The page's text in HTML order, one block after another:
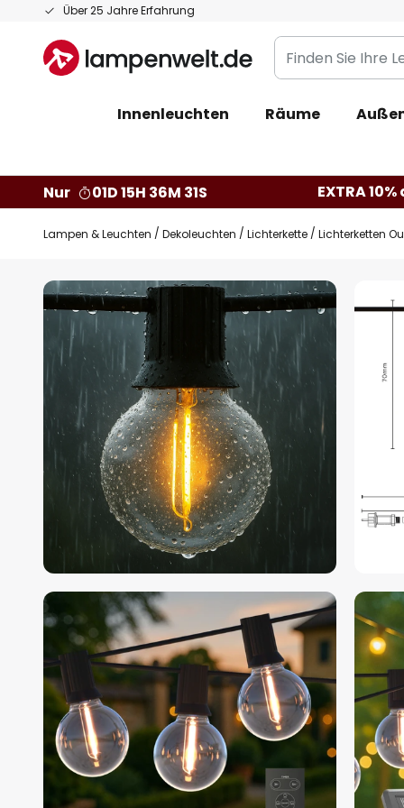
Über 25 Jahre Erfahrung
Zum
springen
Finden
Sie
Leuchte...
Innenleuchten Räume
Nur 01D 15H 36M 30S EXTRA
Lampen & Leuchten Dekoleuchten Lichterkette Lichterketten
Zum
Ende
der
Bildgalerie
springen